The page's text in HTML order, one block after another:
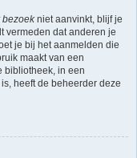
bezoekniet aanvinkt, blijf je
vermeden dat anderen je
je bij het aanmelden die
maakt van een
bibliotheek, in een
heeft de beheerder deze